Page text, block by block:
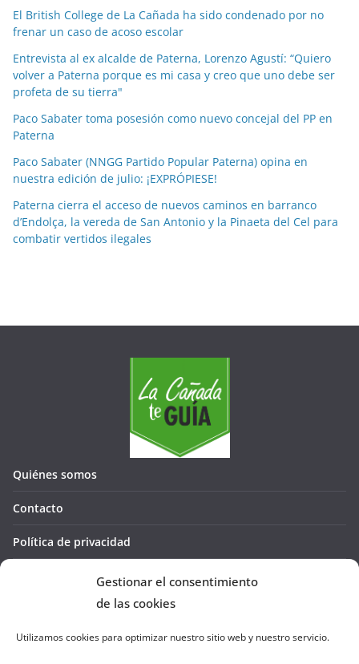
Gestionar el consentimiento
de las cookies
Utilizamos cookies para optimizar nuestro sitio web y nuestro servicio.
p
o
r
m
e
s
e
El British College de La Cañada ha sido condenado por no
frenar un caso de acoso escolar
Entrevista al ex alcalde de Paterna, Lorenzo Agustí: “Quiero
volver a Paterna porque es mi casa y creo que uno debe ser
profeta de su tierra"
Paco Sabater toma posesión como nuevo concejal del PP en
Paterna
Paco Sabater (NNGG Partido Popular Paterna) opina en
nuestra edición de julio: ¡EXPRÓPIESE!
Paterna cierra el acceso de nuevos caminos en barranco
d’Endolça, la vereda de San Antonio y la Pinaeta del Cel para
combatir vertidos ilegales
Quiénes somos
Contacto
Política de privacidad
Política de cookies (UE)